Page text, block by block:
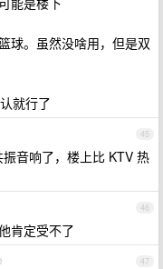
球。虽然没啥用，但是双
就行了
45
音响了，楼上比 KTV 热
46
肯定受不了
47